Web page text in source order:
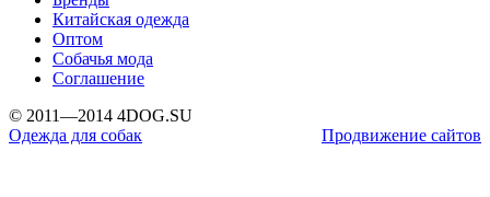
Китайская одежда
Оптом
Собачья мода
Соглашение
© 2011—2014 4DOG.SU
Одежда для собак
Продвижение сайтов